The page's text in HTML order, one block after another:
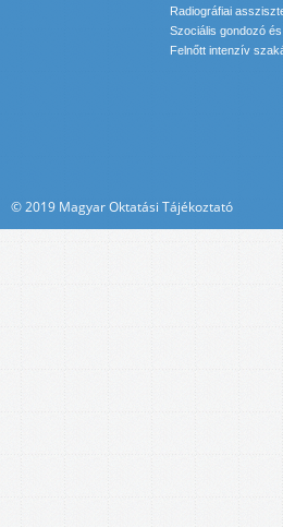
Radiográfiai
Szociális gondozó
Felnőtt intenzív
© 2019 Magyar Oktatási Tájékoztató